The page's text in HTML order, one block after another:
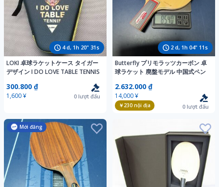
4d, 1h 20" 29 s
LOKI 卓球ラケットケース タイガー
デザイン I DO LOVE TABLE TENNIS
300.800 ₫
1,600 ¥ 0 lượt đấu
2 d, 1h 04" 09 s
Butterfly プリモラッツカーボン 卓
球ラケット 廃盤モデル 中国式ペン
2.632.000 ₫
14,000 ¥
￥230nội địa 0 lượt đấu
Mới đăng